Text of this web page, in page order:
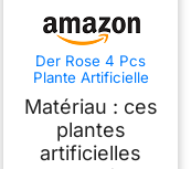
Der Rose 4 Pcs
Plante Artificielle
Artificielles Interieur
et Exterieur,Fausse
Plante Convient
pour Décorer le
Matériau : ces
plantes
artificielles